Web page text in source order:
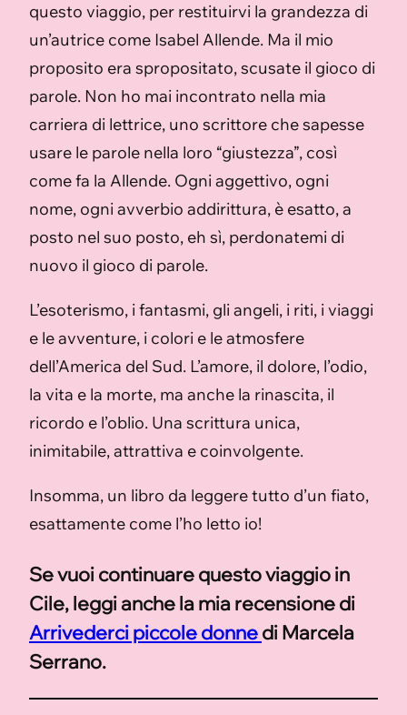
questo viaggio, per restituirvi la grandezza di
un’autrice come Isabel Allende. Ma il mio
proposito era spropositato, scusate il gioco di
parole. Non ho mai incontrato nella mia
carriera di lettrice, uno scrittore che sapesse
usare le parole nella loro “giustezza”, così
come fa la Allende. Ogni aggettivo, ogni
nome, ogni avverbio addirittura, è esatto, a
posto nel suo posto, eh sì, perdonatemi di
nuovo il gioco di parole.
L’esoterismo, i fantasmi, gli angeli, i riti, i viaggi
e le avventure, i colori e le atmosfere
dell’America del Sud. L’amore, il dolore, l’odio,
la vita e la morte, ma anche la rinascita, il
ricordo e l’oblio. Una scrittura unica,
inimitabile, attrattiva e coinvolgente.
Insomma, un libro da leggere tutto d’un fiato,
esattamente come l’ho letto io!
Se vuoi continuare questo viaggio in
Cile, leggi anche la mia recensione di
Arrivederci piccole donnedi Marcela
Serrano.